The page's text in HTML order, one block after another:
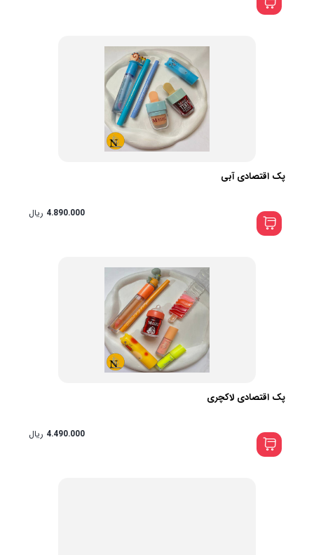
پک اقتصادی آبی
4.890.000 ریال
پک اقتصادی لاکچری
4.490.000 ریال